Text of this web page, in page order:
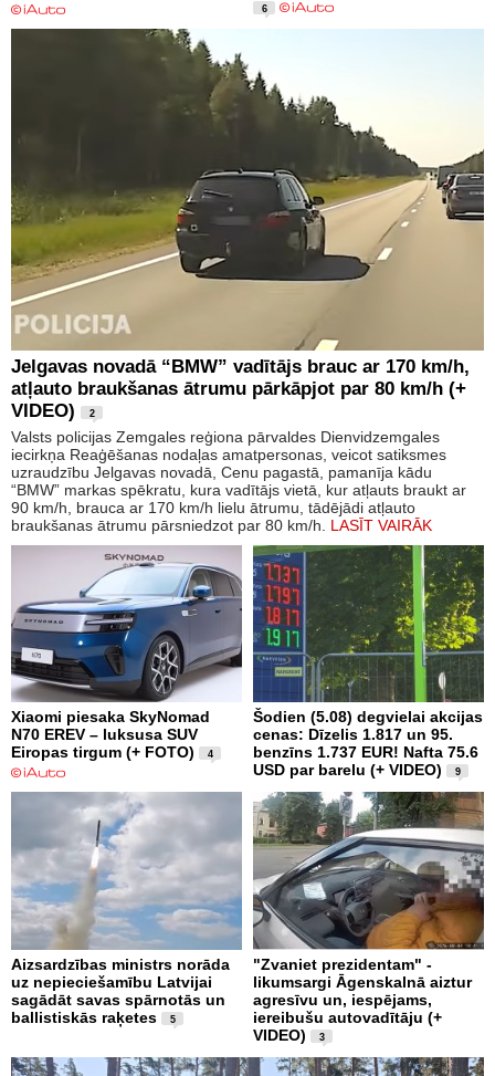
6
Jelgavas novadā “BMW” vadītājs brauc ar 170 km/h,
atļauto braukšanas ātrumu pārkāpjot par 80 km/h (+
VIDEO)
2
Valsts policijas Zemgales reģiona pārvaldes Dienvidzemgales
iecirkņa Reaģēšanas nodaļas amatpersonas, veicot satiksmes
uzraudzību Jelgavas novadā, Cenu pagastā, pamanīja kādu
“BMW” markas spēkratu, kura vadītājs vietā, kur atļauts braukt ar
90 km/h, brauca ar 170 km/h lielu ātrumu, tādējādi atļauto
braukšanas ātrumu pārsniedzot par 80 km/h. LASĪT VAIRĀK
Xiaomi piesaka SkyNomad
N70 EREV – luksusa SUV
Eiropas tirgum (+ FOTO)
4
Šodien (5.08) degvielai akcijas
cenas: Dīzelis 1.817 un 95.
benzīns 1.737 EUR! Nafta 75.6
USD par barelu (+ VIDEO)
9
Aizsardzības ministrs norāda
uz nepieciešamību Latvijai
sagādāt savas spārnotās un
ballistiskās raķetes
5
"Zvaniet prezidentam" -
likumsargi Āgenskalnā aiztur
agresīvu un, iespējams,
iereibušu autovadītāju (+
VIDEO)
3